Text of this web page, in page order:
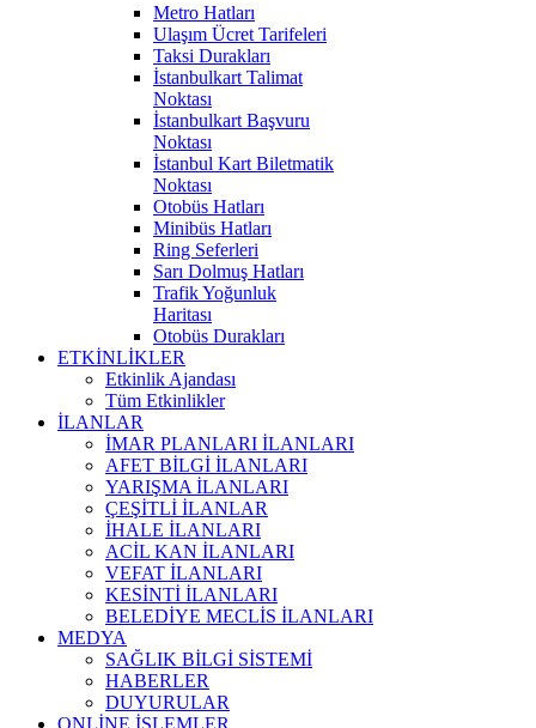
Metro Hatları
Ulaşım Ücret Tarifeleri
Taksi Durakları
İstanbulkart Talimat
Noktası
İstanbulkart Başvuru
Noktası
İstanbul Kart Biletmatik
Noktası
Otobüs Hatları
Minibüs Hatları
Ring Seferleri
Sarı Dolmuş Hatları
Trafik Yoğunluk
Haritası
Otobüs Durakları
ETKİNLİKLER
Etkinlik Ajandası
Tüm Etkinlikler
İLANLAR
İMAR PLANLARI İLANLARI
AFET BİLGİ İLANLARI
YARIŞMA İLANLARI
ÇEŞİTLİ İLANLAR
İHALE İLANLARI
ACİL KAN İLANLARI
VEFAT İLANLARI
KESİNTİ İLANLARI
BELEDİYE MECLİS İLANLARI
MEDYA
SAĞLIK BİLGİ SİSTEMİ
HABERLER
DUYURULAR
ONLİNE İŞLEMLER